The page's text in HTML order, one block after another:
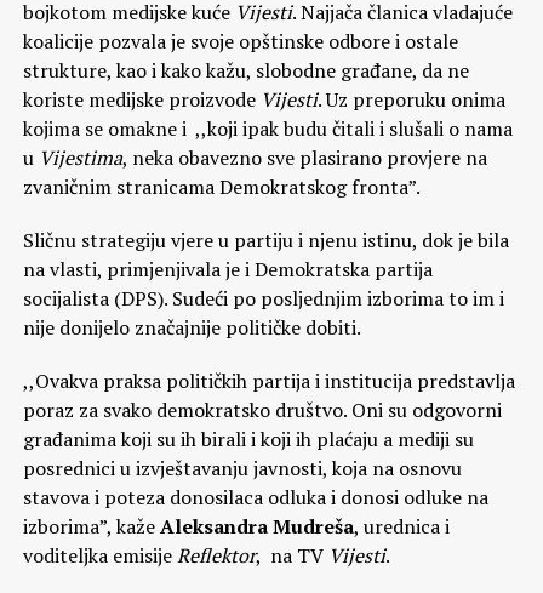
bojkotom medijske kuće Vijesti. Najjača članica vladajuće
koalicije pozvala je svoje opštinske odbore i ostale
strukture, kao i kako kažu, slobodne građane, da ne
koriste medijske proizvode Vijesti. Uz preporuku onima
kojima se omakne i ,,koji ipak budu čitali i slušali o nama
u Vijestima, neka obavezno sve plasirano provjere na
zvaničnim stranicama Demokratskog fronta”.
Sličnu strategiju vjere u partiju i njenu istinu, dok je bila
na vlasti, primjenjivala je i Demokratska partija
socijalista (DPS). Sudeći po posljednjim izborima to im i
nije donijelo značajnije političke dobiti.
,,Ovakva praksa političkih partija i institucija predstavlja
poraz za svako demokratsko društvo. Oni su odgovorni
građanima koji su ih birali i koji ih plaćaju a mediji su
posrednici u izvještavanju javnosti, koja na osnovu
stavova i poteza donosilaca odluka i donosi odluke na
izborima”, kažeAleksandra Mudreša, urednica i
voditeljka emisijeReflektor, na TV Vijesti.